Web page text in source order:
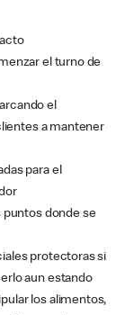
el turno de
el
a mantener
para el
puntos donde se
protectoras si
aun estando
los alimentos,